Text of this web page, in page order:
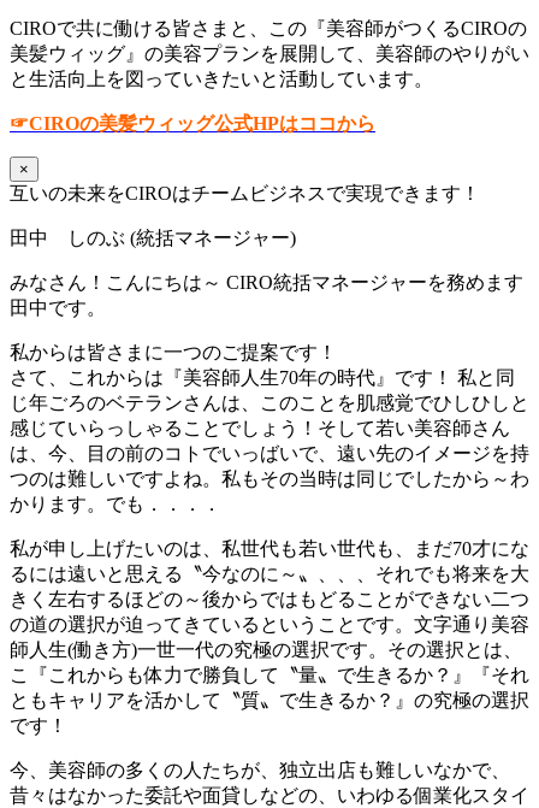
CIROで共に働ける皆さまと、この『美容師がつくるCIROの
美髪ウィッグ』の美容プランを展開して、美容師のやりがい
と生活向上を図っていきたいと活動しています。
☞CIROの美髪ウィッグ公式HPはココから
×
互いの未来をCIROはチームビジネスで実現できます！
田中 しのぶ (統括マネージャー)
みなさん！こんにちは～ CIRO統括マネージャーを務めます
田中です。
私からは皆さまに一つのご提案です！
さて、これからは『美容師人生70年の時代』です！ 私と同
じ年ごろのベテランさんは、このことを肌感覚でひしひしと
感じていらっしゃることでしょう！そして若い美容師さん
は、今、目の前のコトでいっばいで、遠い先のイメージを持
つのは難しいですよね。私もその当時は同じでしたから～わ
かります。でも．．．．
私が申し上げたいのは、私世代も若い世代も、まだ70才にな
るには遠いと思える〝今なのに～〟、、、それでも将来を大
きく左右するほどの～後からではもどることができない二つ
の道の選択が迫ってきているということです。文字通り美容
師人生(働き方)一世一代の究極の選択です。その選択とは、
こ『これからも体力で勝負して〝量〟で生きるか？』『それ
ともキャリアを活かして〝質〟で生きるか？』の究極の選択
です！
今、美容師の多くの人たちが、独立出店も難しいなかで、
昔々はなかった委託や面貸しなどの、いわゆる個業化スタイ